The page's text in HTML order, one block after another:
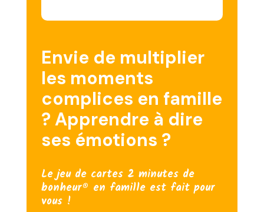
Envie de multiplier
les moments
complices en famille
? Apprendre à dire
ses émotions ?
Le jeu de cartes 2 minutes de
bonheur® en famille est fait pour
vous !